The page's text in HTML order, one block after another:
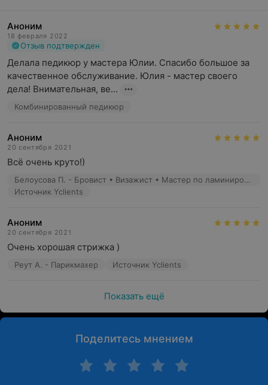
Аноним
18 февраля 2022
Отзыв подтвержден
Делала педикюр у мастера Юлии. Спасибо большое за
качественное обслуживание. Юлия - мастер своего
дела! Внимательная, ве...
Комбинированный педикюр
Аноним
20 сентября 2021
Всё очень круто!)
Белоусова П. - Бровист • Визажист • Мастер по ламинированию ресниц • Мастер перманентного макияжа
Источник Yclients
Аноним
20 сентября 2021
Очень хорошая стрижка )
Реут А. - Парикмахер Источник Yclients
Показать ещё
Поделитесь мнением